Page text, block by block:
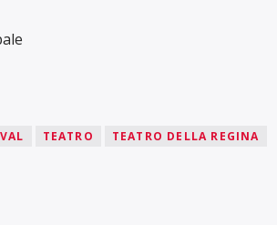
TEATRO
TEATRO DELLA REGINA